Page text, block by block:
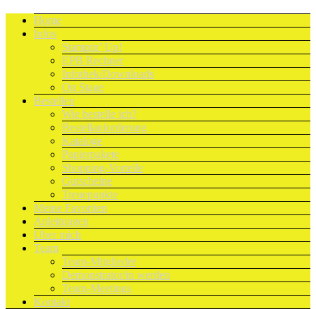
Home
Infos
Stampin’ Up!
EPB Rechner
Infothek/Downloads
On Stage
Bestellen
Wie bestelle ich?
Bestellanforderung
Kataloge
Papierpakete
Shopping-Vorteile
Gutscheine
Treuepunkte
Meine Favoriten
Anleitungen
Über mich
Team
Team-Mitglieder
Demonstrator/in werden
Team-Meetings
Kontakt